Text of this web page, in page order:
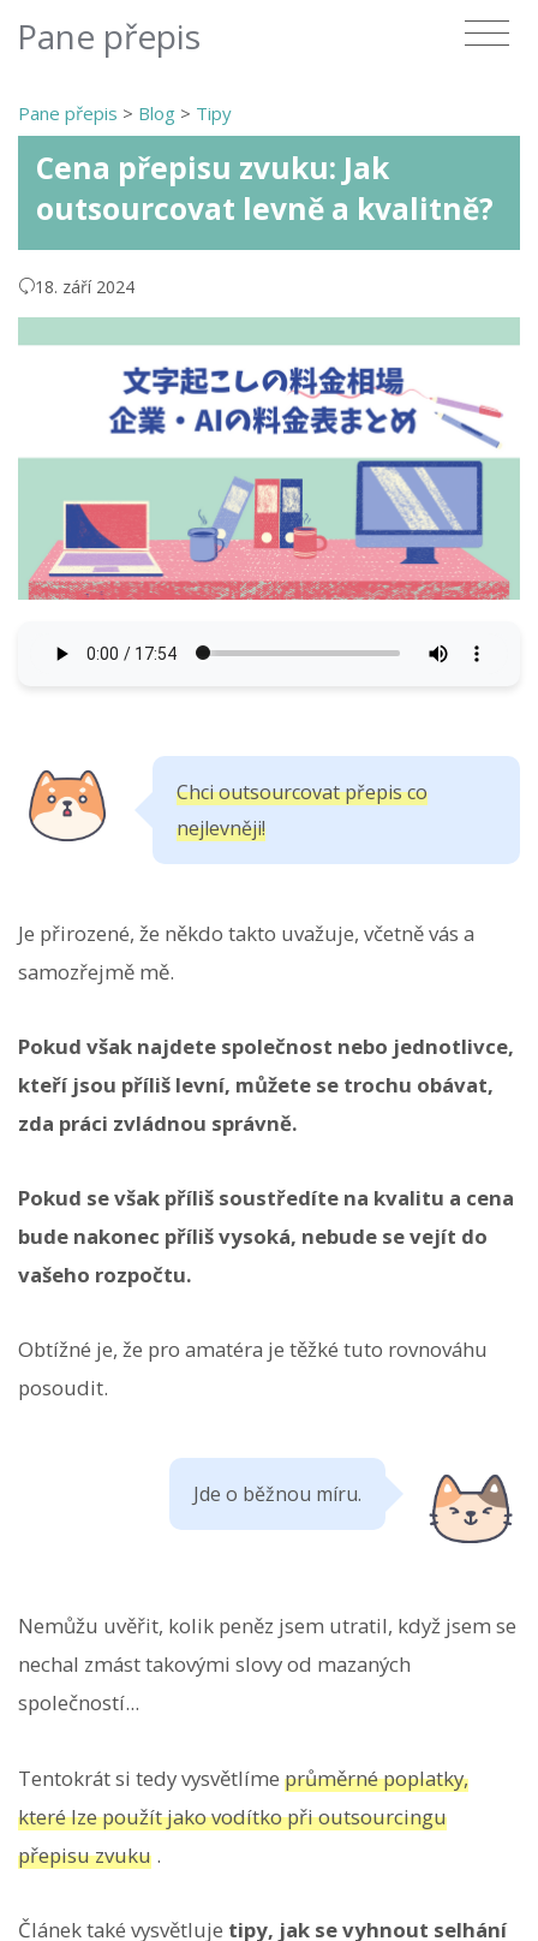
Pane přepis
Pane přepis > Blog > Tipy
Cena přepisu zvuku: Jak
outsourcovat levně a kvalitně?
18. září 2024
Chci outsourcovat přepis co
nejlevněji!
Je přirozené, že někdo takto uvažuje, včetně vás a
samozřejmě mě.
Pokud však najdete společnost nebo jednotlivce,
kteří jsou příliš levní, můžete se trochu obávat,
zda práci zvládnou správně.
Pokud se však příliš soustředíte na kvalitu a cena
bude nakonec příliš vysoká, nebude se vejít do
vašeho rozpočtu.
Obtížné je, že pro amatéra je těžké tuto rovnováhu
posoudit.
Jde o běžnou míru.
Nemůžu uvěřit, kolik peněz jsem utratil, když jsem se
nechal zmást takovými slovy od mazaných
společností...
Tentokrát si tedy vysvětlíme průměrné poplatky,
které lze použít jako vodítko při outsourcingu
přepisu zvuku .
Článek také vysvětluje tipy, jak se vyhnout selhání